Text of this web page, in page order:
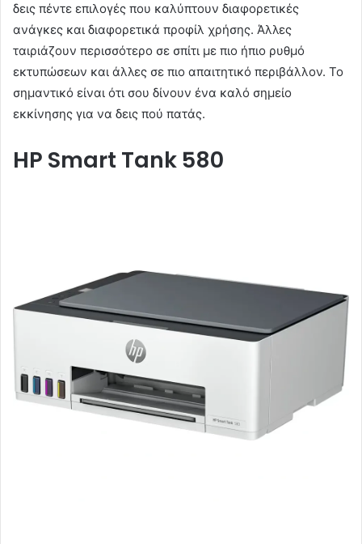
δεις πέντε επιλογές που καλύπτουν διαφορετικές
ανάγκες και διαφορετικά προφίλ χρήσης. Άλλες
ταιριάζουν περισσότερο σε σπίτι με πιο ήπιο ρυθμό
εκτυπώσεων και άλλες σε πιο απαιτητικό περιβάλλον. Το
σημαντικό είναι ότι σου δίνουν ένα καλό σημείο
εκκίνησης για να δεις πού πατάς.
HP Smart Tank 580